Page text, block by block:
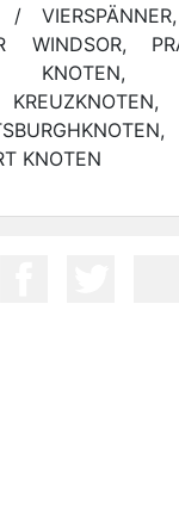
WINDSOR,
KNOTEN,
KNOTEN